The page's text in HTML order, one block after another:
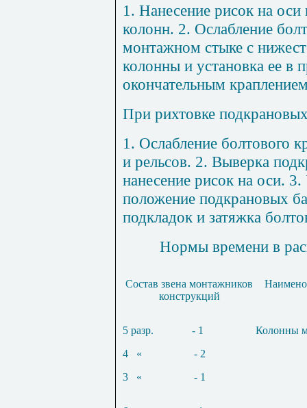
1 . Нанесение рисок на
колонн. 2. Ослабление
монтажном стыке с
колонны и установка ее в
окончательным
При рихтовке
1 . Ослабление болтового
и рельсов. 2. Выверка
нанесение рисок на оси.
положение подкрановых
подкладок и затяжка
Нормы времени в
Состав звена монтажников
конструкций
5 разр.
- 1
4
«
- 2
3
« - 1
Колонны